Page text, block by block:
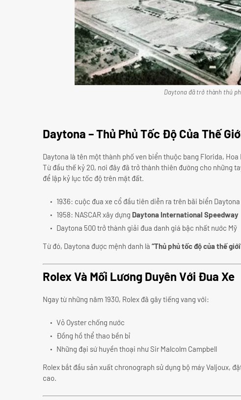
Daytona đã trở thành thủ
Daytona – Thủ Phủ Tốc Độ Của Thế
Daytona là tên một thành phố ven biển thuộc bang Florida, Hoa
Từ đầu thế kỷ 20, nơi đây đã trở thành thiên đường cho những
để lập kỷ lục tốc độ trên mặt đất.
1936: cuộc đua xe cổ đầu tiên diễn ra trên bãi biển Daytona
1958: NASCAR xây dựng Daytona International Speedway
Daytona 500 trở thành giải đua danh giá bậc nhất nước Mỹ
Từ đó, Daytona được mệnh danh là “Thủ phủ tốc độ của thế
Rolex Và Mối Lương Duyên Với Đua Xe
Ngay từ những năm 1930, Rolex đã gây tiếng vang với:
Vỏ Oyster chống nước
Đồng hồ thể thao bền bỉ
Những đại sứ huyền thoại như Sir Malcolm Campbell
Rolex bắt đầu sản xuất chronograph sử dụng bộ máy Valjoux,
cao.